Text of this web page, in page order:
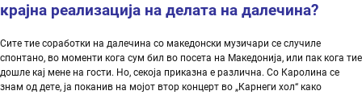
крајна реализација на делата на далечина?
Сите тие соработки на далечина со македонски музичари се случиле
спонтано, во моменти кога сум бил во посета на Македонија, или пак кога тие
дошле кај мене на гости. Но, секоја приказна е различна. Со Каролина се
знам од дете, ја поканив на мојот втор концерт во „Карнеги хол“ како